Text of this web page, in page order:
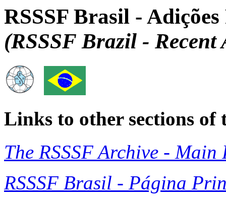
RSSSF Brasil - Adições
(RSSSF Brazil - Recent
Links to other sections of
The RSSSF Archive - Main
RSSSF Brasil - Página